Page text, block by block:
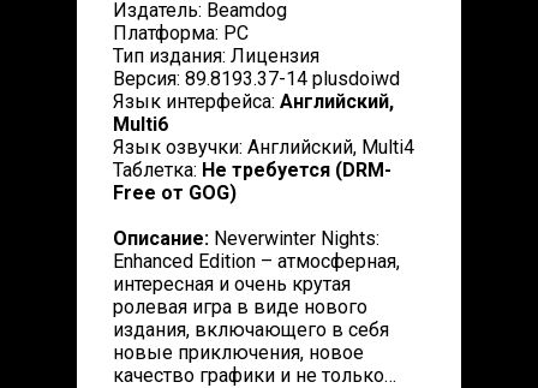
Издатель: Beamdog
Платформа: PC
Тип издания: Лицензия
Версия: 89.8193.37-14 plusdoiwd
Язык интерфейса: Английский,
Multi6
Язык озвучки: Английский, Multi4
Таблетка: Не требуется (DRM-
Free от GOG)
Описание: Neverwinter Nights:
Enhanced Edition – атмосферная,
интересная и очень крутая
ролевая игра в виде нового
издания, включающего в себя
новые приключения, новое
качество графики и не только…